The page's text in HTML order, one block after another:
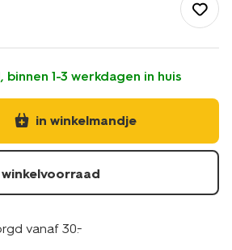
1-3 werkdagen in huis
in winkelmandje
winkelvoorraad
vanaf 30.-